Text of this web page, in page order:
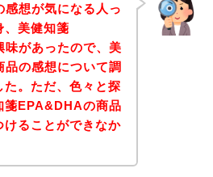
想が気になる人っ
、美健知箋
があったので、美
の感想について調
。ただ、色々と探
箋EPA&DHAの商品
ることができなか